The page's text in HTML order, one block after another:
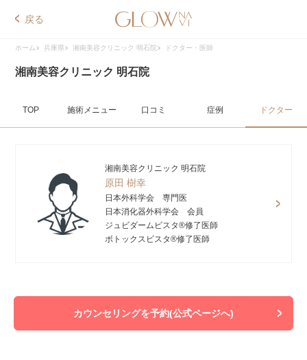
戻る
ホーム 兵庫県 湘南美容クリニック 明石院 ドクター・医師
湘南美容クリニック 明石院
TOP 施術メニュー 口コミ 症例 ドクター
湘南美容クリニック 明石院
原田 樹幸
日本外科学会 専門医
日本消化器外科学会 会員
ジュビダームビスタ®修了医師
ボトックスビスタ®修了医師
カウンセリングを予約(公式ページへ)